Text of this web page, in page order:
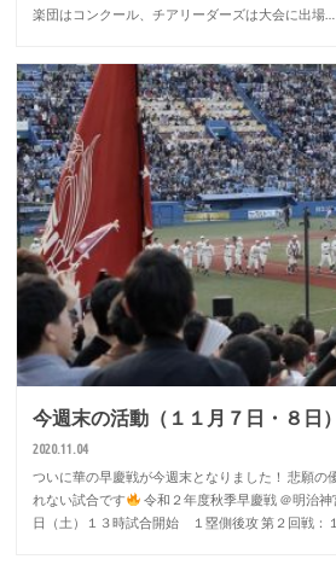
楽団はコンクール、チアリーダーズは大会に出場…
今週末の活動（１１月７日・８日
2020.11.04
ついに華の早慶戦が今週末となりました！ 悲願の
れない試合です
令和２年度秋季早慶戦 ＠明治
日（土）１３時試合開始 １塁側後攻 第２回戦：